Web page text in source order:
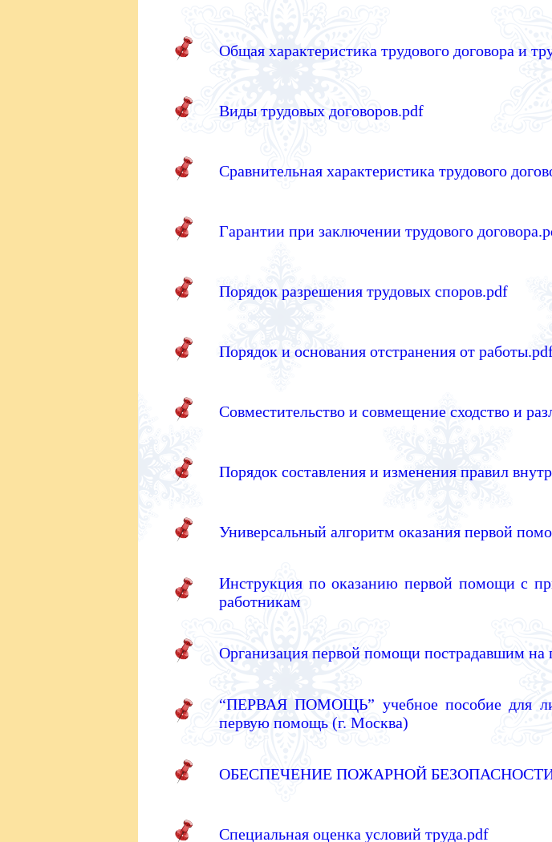
Общая характеристика трудового договора и
Виды трудовых договоров.pdf
Сравнительная характеристика трудового
Гарантии при заключении трудового
Порядок разрешения трудовых споров.pdf
Порядок и основания отстранения от
Совместительство и совмещение сходство и
Порядок составления и изменения правил
Универсальный алгоритм оказания первой
Инструкция по оказанию первой помощис
работникам
Организация первой помощи пострадавшим на
“ПЕРВАЯ ПОМОЩЬ” учебное пособие для
первую помощь (г. Москва)
ОБЕСПЕЧЕНИЕ ПОЖАРНОЙ
Специальная оценка условий труда.pdf